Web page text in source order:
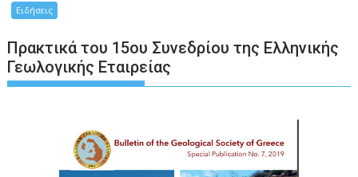
Ειδήσεις
Πρακτικά του 15ου Συνεδρίου της Ελληνικής
Γεωλογικής Εταιρείας